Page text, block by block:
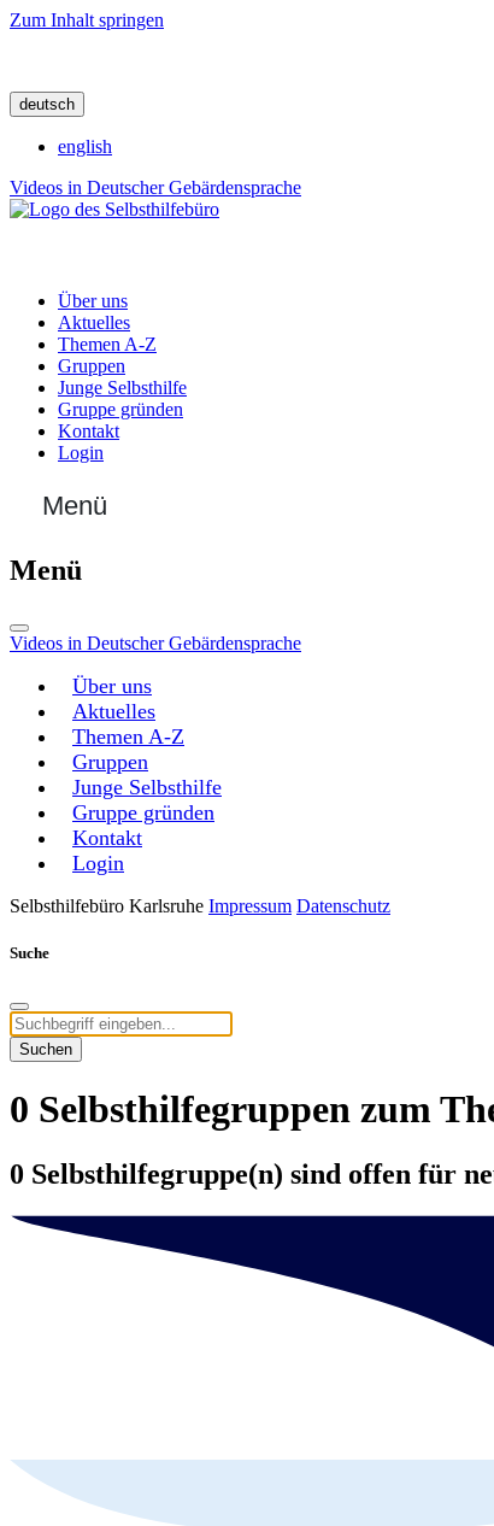
Zum Inhalt springen
deutsch
english
Videos in Deutscher Gebärdensprache
Über uns
Aktuelles
Themen A-Z
Gruppen
Junge Selbsthilfe
Gruppe gründen
Kontakt
Login
Menü
Menü
Videos in Deutscher Gebärdensprache
Über uns
Aktuelles
Themen A-Z
Gruppen
Junge Selbsthilfe
Gruppe gründen
Kontakt
Login
Selbsthilfebüro Karlsruhe Impressum Datenschutz
Suche
Suchen
0 Selbsthilfegruppen zum
0 Selbsthilfegruppe(n) sind offen für